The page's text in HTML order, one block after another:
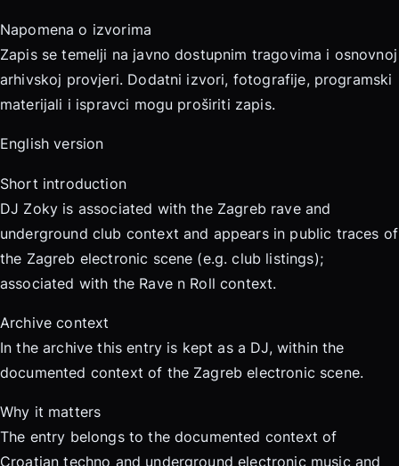
Napomena o izvorima
Zapis se temelji na javno dostupnim tragovima i osnovnoj
arhivskoj provjeri. Dodatni izvori, fotografije, programski
materijali i ispravci mogu proširiti zapis.
English version
Short introduction
DJ Zoky is associated with the Zagreb rave and
underground club context and appears in public traces of
the Zagreb electronic scene (e.g. club listings);
associated with the Rave n Roll context.
Archive context
In the archive this entry is kept as a DJ, within the
documented context of the Zagreb electronic scene.
Why it matters
The entry belongs to the documented context of
Croatian techno and underground electronic music and